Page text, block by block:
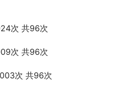
次 共96次
次 共96次
次 共96次